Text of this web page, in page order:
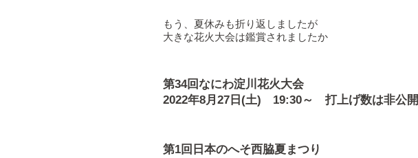
もう、夏休みも折り返しましたが
大きな花火大会は鑑賞されましたか
第34回なにわ淀川花火大会
2022年8月27日(土) 19:30～ 打上げ数は非公開
第1回日本のへそ西脇夏まつり